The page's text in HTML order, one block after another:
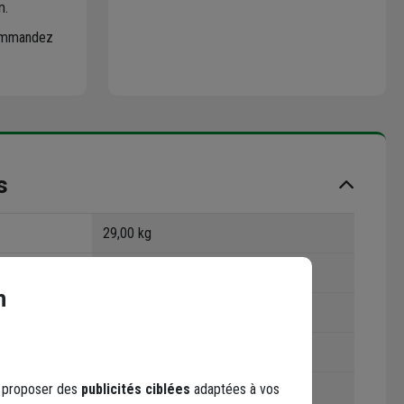
29,00 kg
Extérieur
des publicités ciblées adaptées à vos